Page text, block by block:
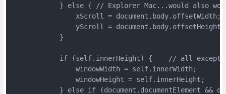
} else { // Explorer Mac...would also
                xScroll = document.body.offsetWidth;
                yScroll = document.body.offsetHeight;
            }
if (self.innerHeight) {    // all except
                windowWidth = self.innerWidth;
                windowHeight = self.innerHeight;
} else if (document.documentElement &&